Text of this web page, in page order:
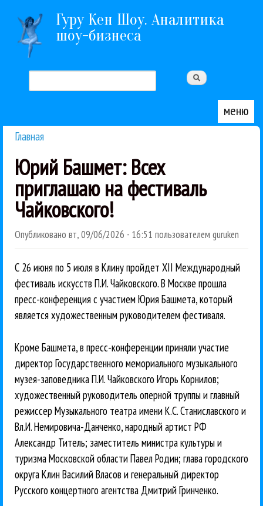
Перейти к основному содержанию
Гуру Кен Шоу. Аналитика
шоу-бизнеса
Форма поиска
меню
Главная
Юрий Башмет: Всех
приглашаю на фестиваль
Чайковского!
Опубликовано вт, 09/06/2026 - 16:51 пользователем guruken
С 26 июня по 5 июля в Клину пройдет XII Международный
фестиваль искусств П.И. Чайковского. В Москве прошла
пресс-конференция с участием Юрия Башмета, который
является художественным руководителем фестиваля.
Кроме Башмета, в пресс-конференции приняли участие
директор Государственного мемориального музыкального
музея-заповедника П.И. Чайковского Игорь Корнилов;
художественный руководитель оперной труппы и главный
режиссер Музыкального театра имени К.С. Станиславского и
Вл.И. Немировича-Данченко, народный артист РФ
Александр Титель; заместитель министра культуры и
туризма Московской области Павел Родин; глава городского
округа Клин Василий Власов и генеральный директор
Русского концертного агентства Дмитрий Гринченко.